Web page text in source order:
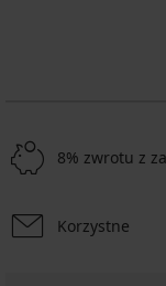
8% zwrotu z
Korzystne